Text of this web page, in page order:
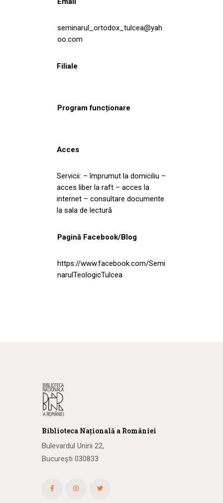
seminarul_ortodox_tulcea@yah
oo.com
Filiale
Program funcționare
Acces
Servicii: – împrumut la domiciliu –
acces liber la raft – acces la
internet – consultare documente
la sala de lectură
Pagină Facebook/Blog
https://www.facebook.com/Semi
narulTeologicTulcea
Biblioteca Națională a României
Bulevardul Unirii 22,
București 030833